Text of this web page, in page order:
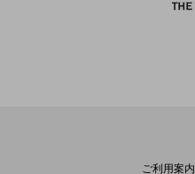
ご利用案内